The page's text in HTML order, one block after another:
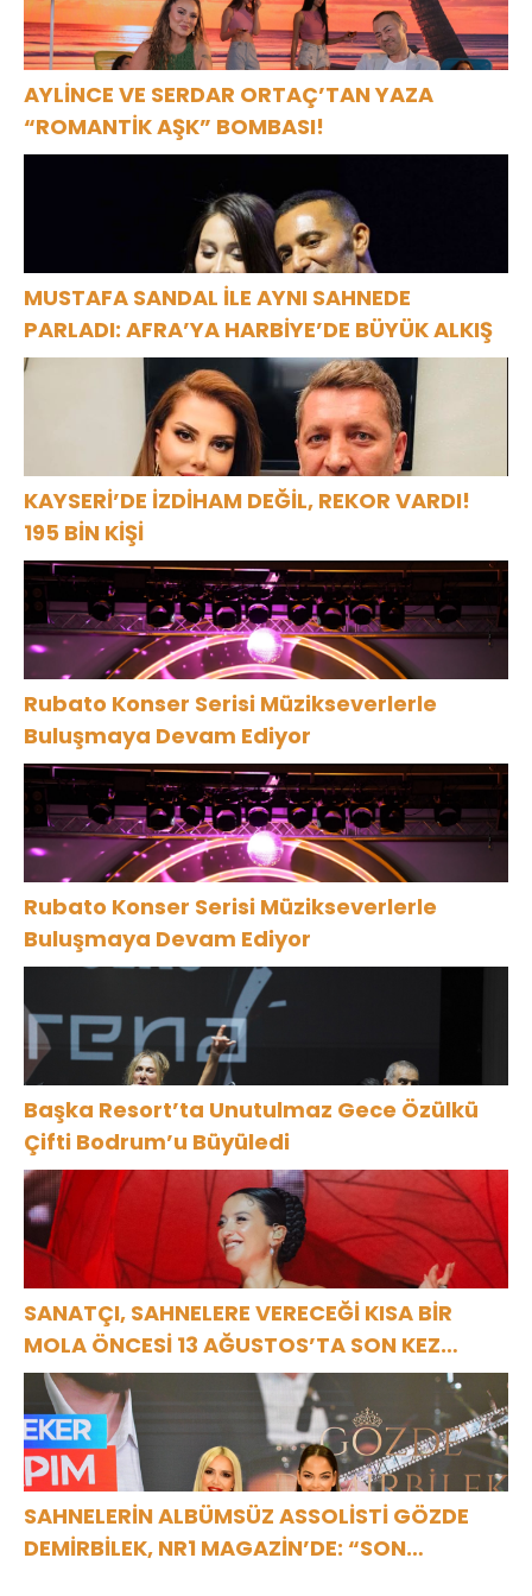
AYLİNCE VE SERDAR ORTAÇ’TAN YAZA
“ROMANTİK AŞK” BOMBASI!
MUSTAFA SANDAL İLE AYNI SAHNEDE
PARLADI: AFRA’YA HARBİYE’DE BÜYÜK ALKIŞ
KAYSERİ’DE İZDİHAM DEĞİL, REKOR VARDI!
195 BİN KİŞİ
Rubato Konser Serisi Müzikseverlerle
Buluşmaya Devam Ediyor
Rubato Konser Serisi Müzikseverlerle
Buluşmaya Devam Ediyor
Başka Resort’ta Unutulmaz Gece Özülkü
Çifti Bodrum’u Büyüledi
SANATÇI, SAHNELERE VERECEĞİ KISA BİR
MOLA ÖNCESİ 13 AĞUSTOS’TA SON KEZ
HARBİYE’DE OLACAK!
SAHNELERİN ALBÜMSÜZ ASSOLİSTİ GÖZDE
DEMİRBİLEK, NR1 MAGAZİN’DE: “SON